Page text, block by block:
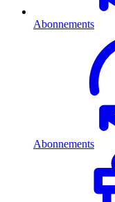
Abonnements
Abonnements